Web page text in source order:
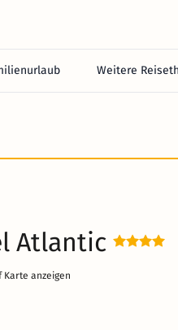
Weitere
bequem im Hotel.
Atlantic
Karte anzeigen